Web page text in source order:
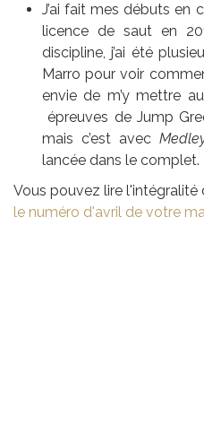
J’ai fait mes débuts en
licence de saut en
discipline, j’ai été
Marro pour voir
envie de m’y mettre
épreuves de Jump
mais c’est avec
lancée dans le complet.
Vous pouvez lire l'intégralité
le numéro d'avril de votre